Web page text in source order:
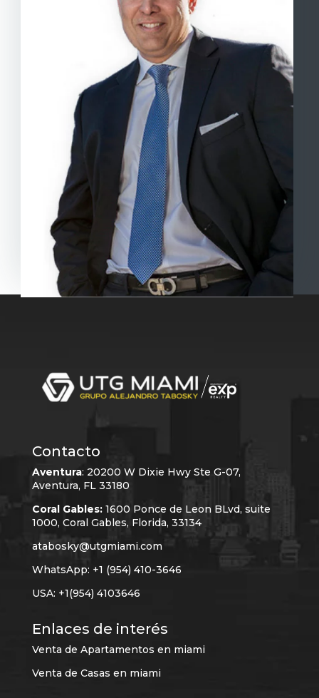
Contacto
Aventura: 20200 W Dixie Hwy Ste G-07,
Aventura, FL 33180
Coral Gables:1600 Ponce de Leon BLvd, suite
1000, Coral Gables, Florida, 33134
atabosky@utgmiami.com
WhatsApp: +1 (954) 410-3646
USA: +1(954) 4103646
Enlaces de interés
Venta de Apartamentos en miami
Venta de Casas en miami